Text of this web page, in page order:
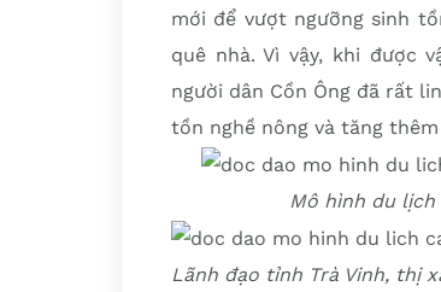
mới để vượt ngưỡng sinh
quê nhà. Vì vậy, khi được
người dân Cồn Ông đã rất
tồn nghề nông và tăng
Mô hình du lịch
Lãnh đạo tỉnh Trà Vinh, thị